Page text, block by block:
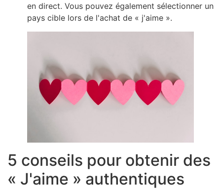
en direct. Vous pouvez également sélectionner un
pays cible lors de l'achat de « j'aime ».
5 conseils pour obtenir des
« J'aime » authentiques